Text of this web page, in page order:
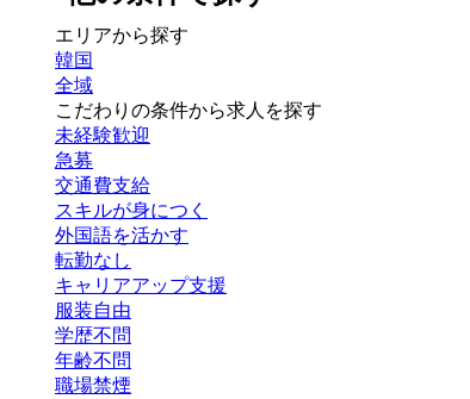
エリアから探す
韓国
全域
こだわりの条件から求人を探す
未経験歓迎
急募
交通費支給
スキルが身につく
外国語を活かす
転勤なし
キャリアアップ支援
服装自由
学歴不問
年齢不問
職場禁煙